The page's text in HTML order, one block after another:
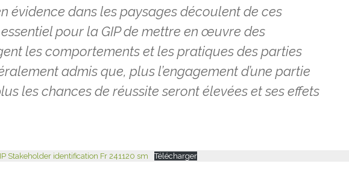
évidence dans les paysages découlent de ces
pour la GIP de mettre en œuvre des
les comportements et les pratiques des parties
admis que, plus l’engagement d’une partie
les chances de réussite seront élevées et ses effets
Stakeholder identification Fr 241120 sm Télécharger